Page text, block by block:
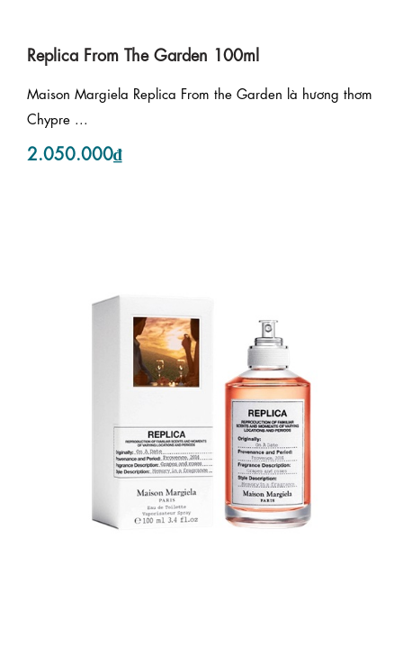
Replica From The Garden 100ml
Maison Margiela Replica From the Garden là hương thơm
Chypre ...
2.050.000₫